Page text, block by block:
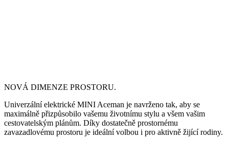
NOVÁ DIMENZE PROSTORU.
Univerzální elektrické MINI Aceman je navrženo tak, aby se
maximálně přizpůsobilo vašemu životnímu stylu a všem vašim
cestovatelským plánům. Díky dostatečně prostornému
zavazadlovému prostoru je ideální volbou i pro aktivně žijící rodiny.